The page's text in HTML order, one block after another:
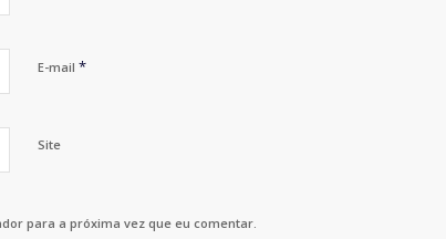
E-mail *
Site
para a próxima vez que eu comentar.